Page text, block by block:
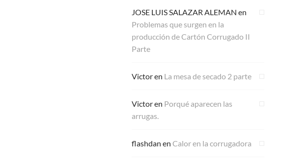
JOSE LUIS SALAZAR ALEMAN en
Problemas que surgen en la
producción de Cartón Corrugado II
Parte
Victoren La mesa de secado 2 parte
Victoren Porqué aparecen las
arrugas.
flashdan en Calor en la corrugadora